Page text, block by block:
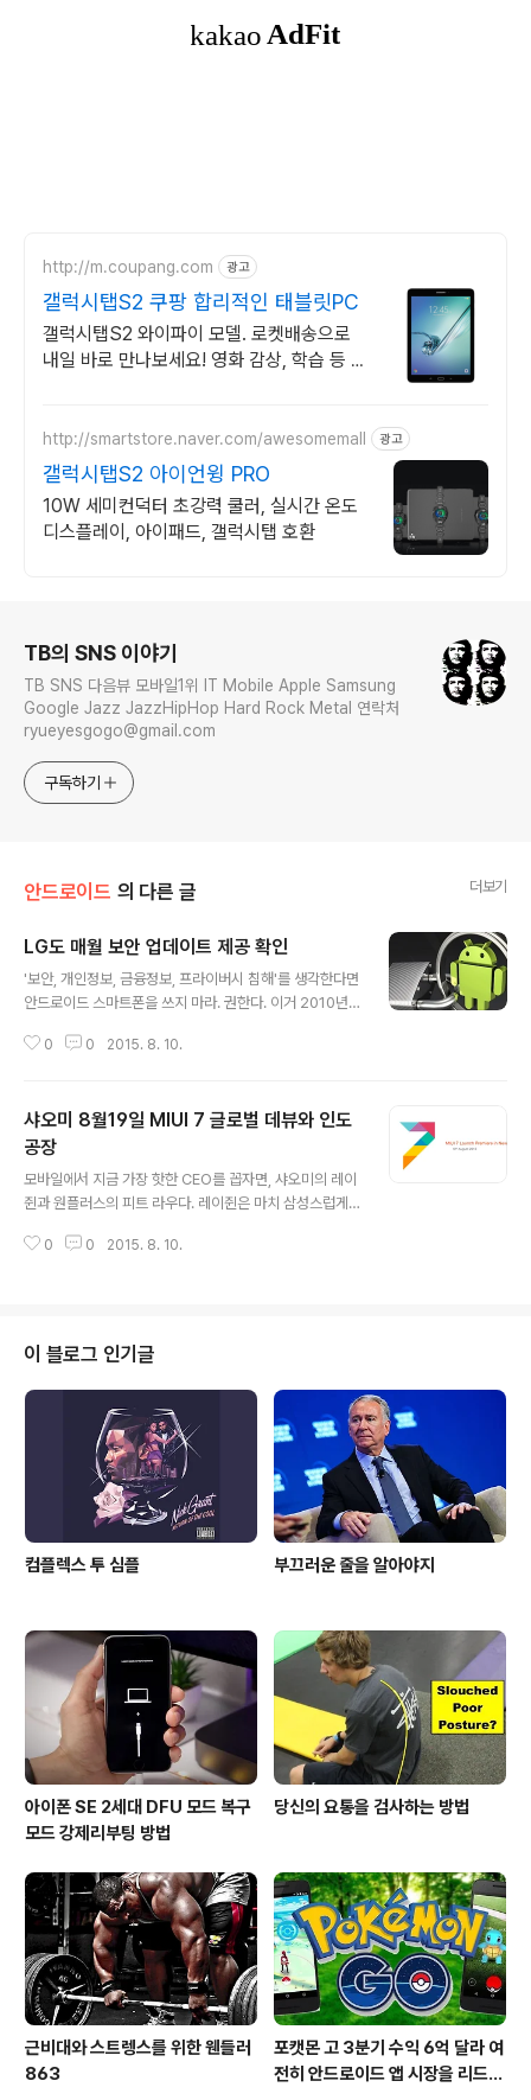
http://m.coupang.com 광고
갤럭시탭S2 쿠팡 합리적인 태블릿PC
갤럭시탭S2 와이파이 모델. 로켓배송으로
내일 바로 만나보세요! 영화 감상, 학습 등 다
http://smartstore.naver.com/awesomemall 광고
갤럭시탭S2 아이언윙 PRO
10W 세미컨덕터 초강력 쿨러, 실시간 온도
디스플레이, 아이패드, 갤럭시탭 호환
TB의 SNS 이야기
TB SNS 다음뷰 모바일1위 IT Mobile Apple Samsung
Google Jazz JazzHipHop Hard Rock Metal 연락처
ryueyesgogo@gmail.com
구독하기
안드로이드 의 다른 글 더보기
LG도 매월 보안 업데이트 제공 확인
'보안, 개인정보, 금융정보, 프라이버시 침해'를 생각한다면
안드로이드 스마트폰을 쓰지 마라. 권한다. 이거 2010년
'개' '헛' 소리로 '대 욕'을 들어먹었으나, 결국 이렇게 됐다.
취약점은 그에 대한 대응책도 제시했으나, 지문인식 취약
과 국정원이 뿌려놓은 이탈리아 해킹팀 갈릴레오의 멜웨어
는 '공장도 초기화'를 해도 소용없다. 그냥 소중한 개인정
보, 금융정보, 프라이버시는 새누리당 정권의 국정원과 함
된다. 구글에서는 넥서스 시리즈 전 기종에 이미 ..
0 0 2015. 8. 10.
샤오미 8월19일 MIUI 7 글로벌 데뷰와 인도
공장
모바일에서 지금 가장 핫한 CEO를 꼽자면, 샤오미의 레이
쥔과 원플러스의 피트 라우다. 레이쥔은 마치 삼성스럽게
신성이라는 측면에서 안드로이드의 스티브잡스 처럼 보인
번째 메이저 업데이트 런칭 이벤트를 8월 19일 인도 뉴델
리에서 갖을 거라 발표했다. 중국 외에서 MIUI를 선보인 것
은 이번이 처음이고, 글로벌 진출 첫시장이다. AndroidC
entral에서는 이날 레드미2프라임(Redmi 2 Prime)이
출시될 것이고, 4.7인치 720p 디스플레이, Snapdrago
0 0 2015. 8. 10.
이 블로그 인기글
컴플렉스 투 심플 부끄러운 줄을 알아야지
아이폰 SE 2세대 DFU 모드 복구
모드 강제리부팅 방법
당신의 요통을 검사하는 방법
근비대와 스트렝스를 위한 웬들러
863
포캣몬 고 3분기 수익 6억 달라 여
전히 안드로이드 앱 시장을 리드